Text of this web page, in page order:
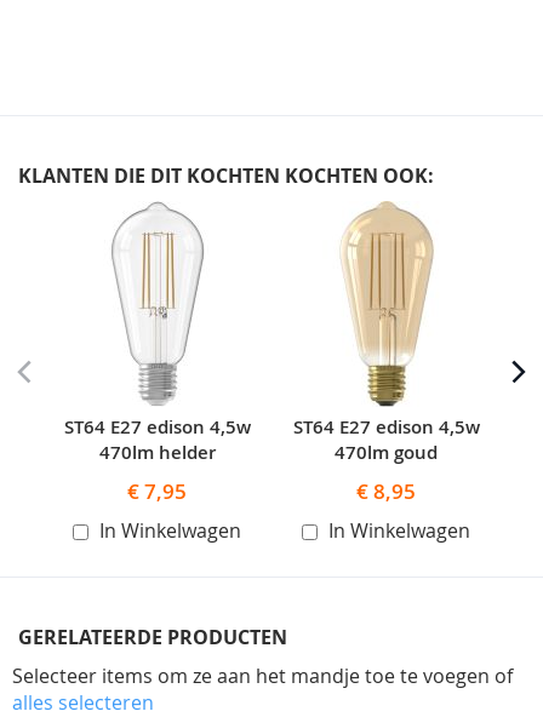
KLANTEN DIE DIT KOCHTEN KOCHTEN OOK:
carousel
ST64 E27 edison 4,5w
470lm helder
€ 7,95
In Winkelwagen
ST64 E27 edison 4,5w
470lm goud
€ 8,95
In Winkelwagen
GERELATEERDE PRODUCTEN
Selecteer items om ze aan het mandje toe te voegen of
alles selecteren